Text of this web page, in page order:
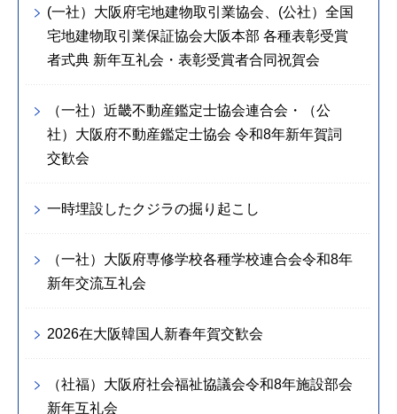
(一社）大阪府宅地建物取引業協会、(公社）全国
宅地建物取引業保証協会大阪本部 各種表彰受賞
者式典 新年互礼会・表彰受賞者合同祝賀会
（一社）近畿不動産鑑定士協会連合会・（公
社）大阪府不動産鑑定士協会 令和8年新年賀詞
交歓会
一時埋設したクジラの掘り起こし
（一社）大阪府専修学校各種学校連合会令和8年
新年交流互礼会
2026在大阪韓国人新春年賀交歓会
（社福）大阪府社会福祉協議会令和8年施設部会
新年互礼会